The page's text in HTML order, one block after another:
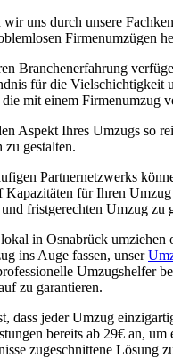
uns durch unsere
Firmenumzügen
Branchenerfahrung
für die Vielschichtigkeit
mit einem Firmenumzug
Aspekt Ihres Umzugs so
gestalten.
Partnernetzwerks
für Ihren
fristgerechten Umzug zu
in Osnabrück umziehen
ins Auge fassen, unser
Umzugshelfer
zu garantieren.
dass jeder Umzug
bereits ab 29€ an,
zugeschnittene Lösung